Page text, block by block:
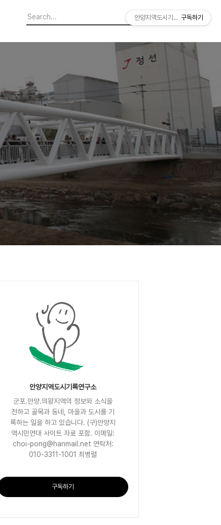
안양지역도시기록연구소
군포.안양.의왕지역의 정보와 소식을
전하고 골목과 동네, 마을과 도시를 기
록하는 일을 하고 있습니다. (구)안양지
역시민연대 사이트 자료 포함. 이메일:
choi-pong@hanmail.net 연락처:
010-3311-1001 최병렬
구독하기
안양지역도시기록연구소
구독하기